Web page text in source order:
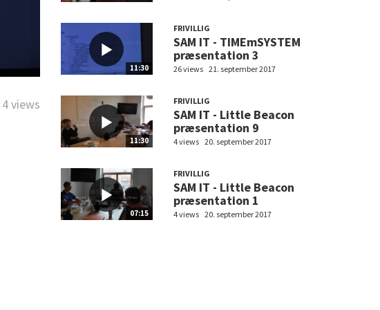
4 views
11:30
FRIVILLIG
SAM IT - TIMEmSYSTEM
præsentation 3
26 views 21. september 2017
11:30
FRIVILLIG
SAM IT - Little Beacon
præsentation 9
4 views 20. september 2017
07:15
FRIVILLIG
SAM IT - Little Beacon
præsentation 1
4 views 20. september 2017